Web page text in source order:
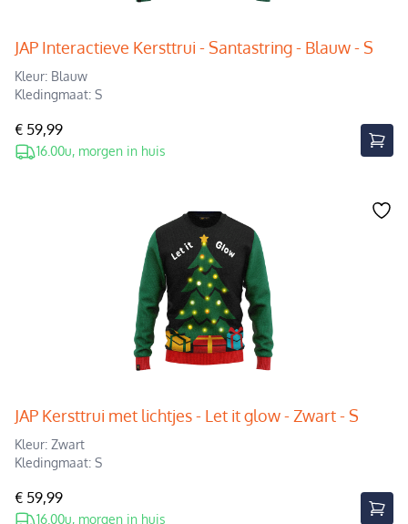
JAP Interactieve Kersttrui - Santastring - Blauw - S
Kleur: Blauw
Kledingmaat: S
€ 59,99
16.00u, morgen in huis
JAP Kersttrui met lichtjes - Let it glow - Zwart - S
Kleur: Zwart
Kledingmaat: S
€ 59,99
16.00u, morgen in huis